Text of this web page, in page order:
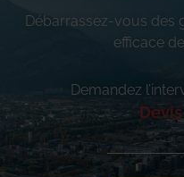
Débarrassez-vous des
efficace
Demandez